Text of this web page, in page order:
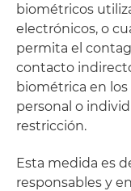
biométricos
electrónicos, o
permita el
contacto
biométrica en
personal o
restricción.
Esta medida es
responsables y